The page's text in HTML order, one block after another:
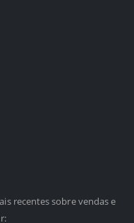
recentes sobre vendas e